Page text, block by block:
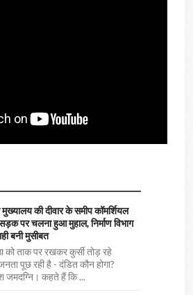
की दीवार के समीप कॉमर्शियल
पर चलना हुआ मुहाल, निर्माण विभाग
बनी मुसीबत
को ताक पर रखकर कुर्सी तोड़ रहे
पूछ रही है - दंडित कौन होगा?
जमदग्नि। कहते हैं कि ...